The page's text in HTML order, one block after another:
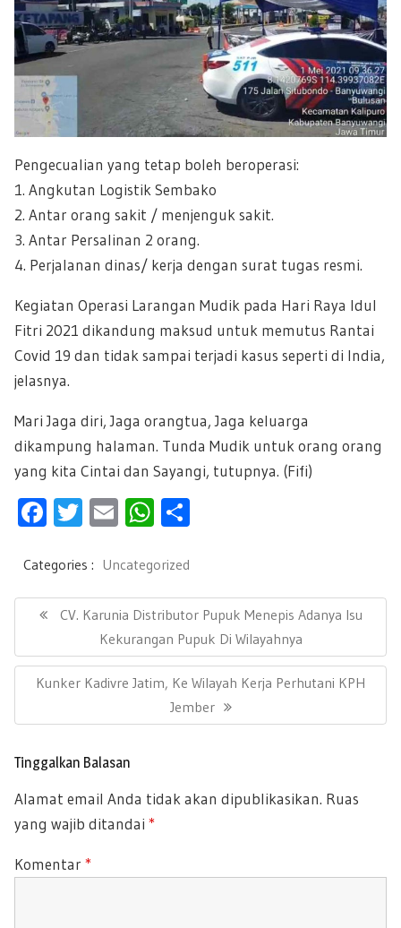
Pengecualian yang tetap boleh beroperasi:
1. Angkutan Logistik Sembako
2. Antar orang sakit / menjenguk sakit.
3. Antar Persalinan 2 orang.
4. Perjalanan dinas/ kerja dengan surat tugas resmi.
Kegiatan Operasi Larangan Mudik pada Hari Raya Idul
Fitri 2021 dikandung maksud untuk memutus Rantai
Covid 19 dan tidak sampai terjadi kasus seperti di India,
jelasnya.
Mari Jaga diri, Jaga orangtua, Jaga keluarga
dikampung halaman. Tunda Mudik untuk orang orang
yang kita Cintai dan Sayangi, tutupnya. (Fifi)
F
e
b
oo
k
T
tt
er
E
ail
W
at
s
A
p
p
e
Categories : Uncategorized
g
i
o
P
E
V
U
P
O
S
T
CV. Karunia Distributor Pupuk Menepis Adanya Isu
Kekurangan Pupuk Di Wilayahnya
N
X
O
S
:
Kunker Kadivre Jatim, Ke Wilayah Kerja Perhutani KPH
Jember
Tinggalkan Balasan
Alamat email Anda tidak akan dipublikasikan. Ruas
yang wajib ditandai *
Komentar *